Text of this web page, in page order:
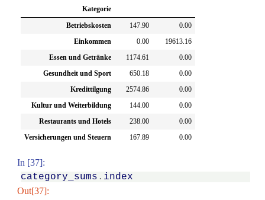
Kategorie
Betriebskosten
147.90
0.00
Einkommen
0.00
19613.16
Essen und Getränke
1174.61
0.00
Gesundheit und Sport
650.18
0.00
Kredittilgung
2574.86
0.00
Kultur und Weiterbildung
144.00
0.00
Restaurants und Hotels
238.00
0.00
Versicherungen und Steuern
167.89 0.00
In [37]:
category_sums . index
Out[37]: